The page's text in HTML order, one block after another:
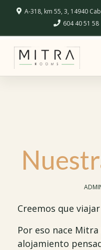
A-318, km 55, 3, 14940
604 40 51 58
Creemos que
Por eso nace
alojamiento